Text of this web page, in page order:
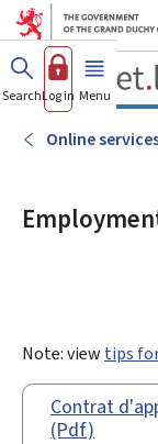
SearchLog in Menu main
Online
Note: view tips
Contrat
(Pdf)